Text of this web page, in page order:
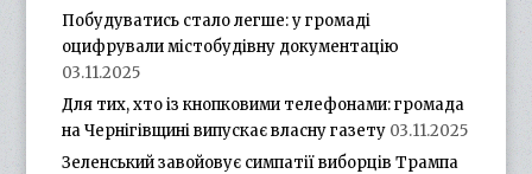
Побудуватись стало легше: у громаді
оцифрували містобудівну документацію
03.11.2025
Для тих, хто із кнопковими телефонами: громада
на Чернігівщині випускає власну газету 03.11.2025
Зеленський завойовує симпатії виборців Трампа